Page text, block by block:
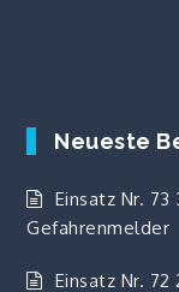
Neueste
Einsatz Nr.
Gefahrenmelder
Einsatz Nr.